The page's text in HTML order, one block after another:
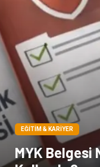
EĞITIM & KARIYER
MYK Belgesi